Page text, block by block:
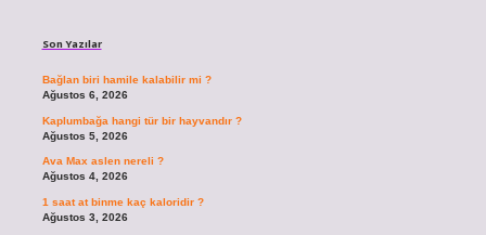
Son Yazılar
Bağlan biri hamile kalabilir mi ?
Ağustos 6, 2026
Kaplumbağa hangi tür bir hayvandır ?
Ağustos 5, 2026
Ava Max aslen nereli ?
Ağustos 4, 2026
1 saat at binme kaç kaloridir ?
Ağustos 3, 2026